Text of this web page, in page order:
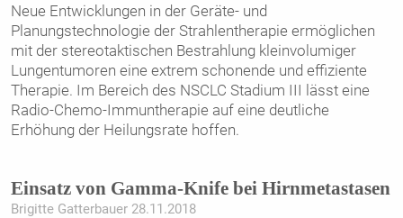
Neue Entwicklungen in der Geräte- und
Planungstechnologie der Strahlentherapie ermöglichen
mit der stereotaktischen Bestrahlung kleinvolumiger
Lungentumoren eine extrem schonende und effiziente
Therapie. Im Bereich des NSCLC Stadium III lässt eine
Radio-Chemo-Immuntherapie auf eine deutliche
Erhöhung der Heilungsrate hoffen.
Einsatz von Gamma-Knife bei Hirnmetastasen
Brigitte Gatterbauer 28.11.2018